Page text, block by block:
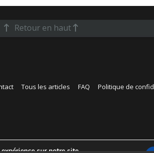
Retour en haut
Tous les articles FAQ Politique de
sur notre site.